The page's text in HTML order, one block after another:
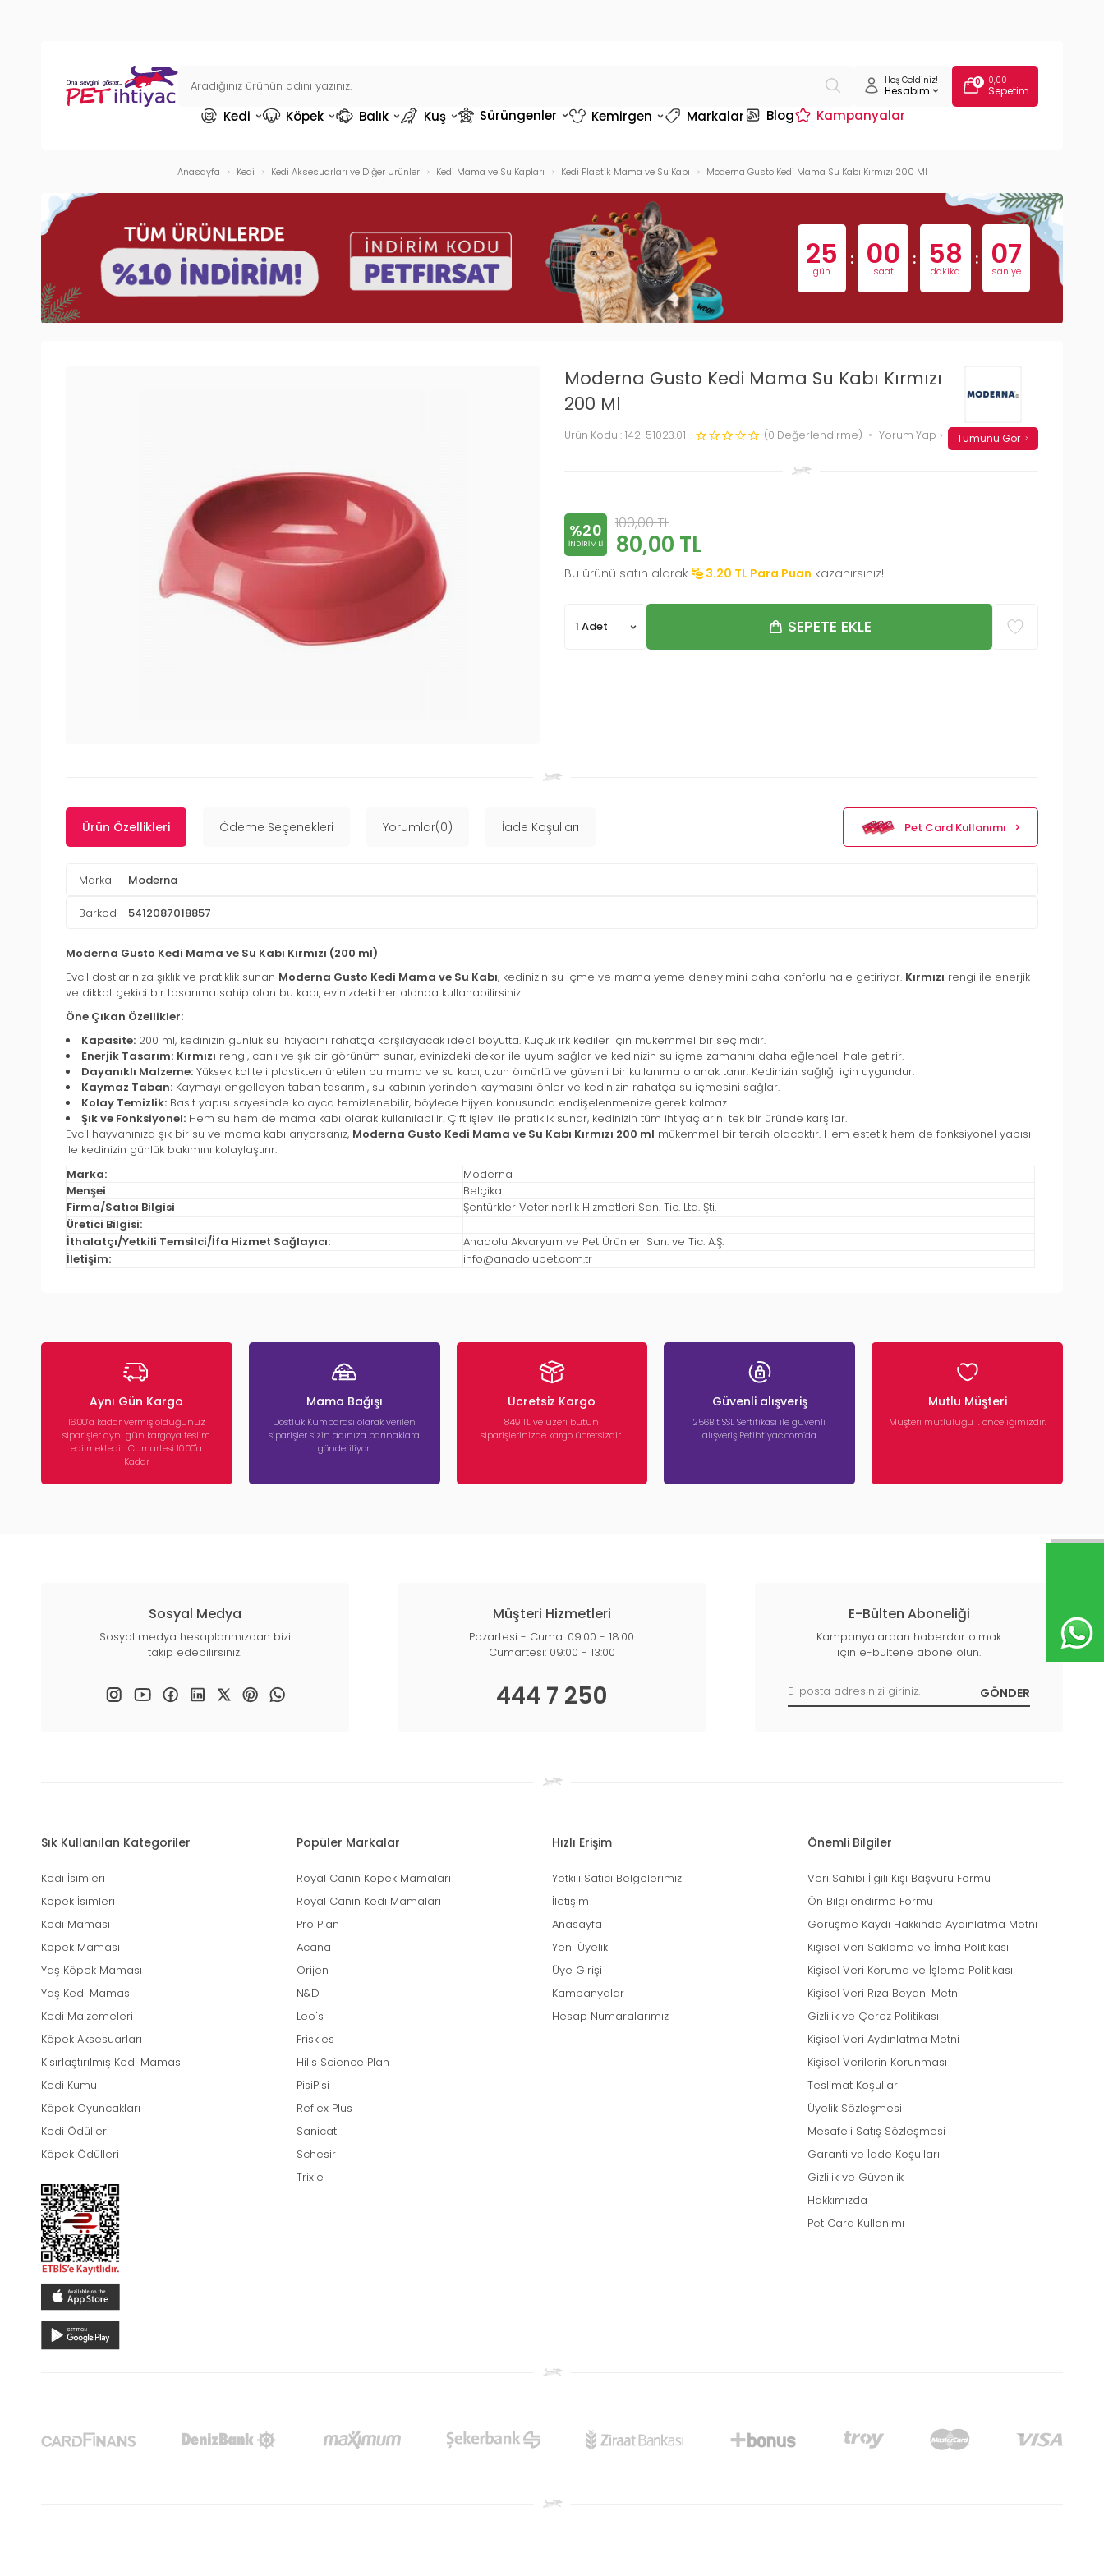
Hoş Geldiniz!
Hesabım
0 0,00
Sepetim
Kedi Köpek Balık Kuş Sürüngenler Kemirgen Markalar Blog Kampanyalar
Anasayfa Kedi Kedi Aksesuarları ve Diğer Ürünler Kedi Mama ve Su Kapları Kedi Plastik Mama ve Su Kabı Moderna Gusto Kedi Mama Su Kabı Kırmızı 200 Ml
25
gün 00
saat 58
dakika 06
saniye
Moderna Gusto Kedi Mama Su Kabı Kırmızı
200 Ml
Ürün Kodu : 142-51023.01 (0 Değerlendirme) Yorum Yap Tümünü Gör
%20
INDIRIMLI
100,00TL
80,00 TL
Bu ürünü satın alarak 3.20 TL Para Puan kazanırsınız!
SEPETE EKLE
Ürün Özellikleri Ödeme Seçenekleri Yorumlar(0) İade Koşulları Pet Card Kullanımı
Marka Moderna
Barkod 5412087018857
Moderna Gusto Kedi Mama ve Su Kabı Kırmızı (200 ml)
Evcil dostlarınıza şıklık ve pratiklik sunan Moderna Gusto Kedi Mama ve Su Kabı, kedinizin su içme ve mama yeme deneyimini daha konforlu hale getiriyor. Kırmızı rengi ile enerjik
ve dikkat çekici bir tasarıma sahip olan bu kabı, evinizdeki her alanda kullanabilirsiniz.
Öne Çıkan Özellikler:
Kapasite: 200 ml, kedinizin günlük su ihtiyacını rahatça karşılayacak ideal boyutta. Küçük ırk kediler için mükemmel bir seçimdir.
Enerjik Tasarım: Kırmızı rengi, canlı ve şık bir görünüm sunar, evinizdeki dekor ile uyum sağlar ve kedinizin su içme zamanını daha eğlenceli hale getirir.
Dayanıklı Malzeme: Yüksek kaliteli plastikten üretilen bu mama ve su kabı, uzun ömürlü ve güvenli bir kullanıma olanak tanır. Kedinizin sağlığı için uygundur.
Kaymaz Taban: Kaymayı engelleyen taban tasarımı, su kabının yerinden kaymasını önler ve kedinizin rahatça su içmesini sağlar.
Kolay Temizlik: Basit yapısı sayesinde kolayca temizlenebilir, böylece hijyen konusunda endişelenmenize gerek kalmaz.
Şık ve Fonksiyonel: Hem su hem de mama kabı olarak kullanılabilir. Çift işlevi ile pratiklik sunar, kedinizin tüm ihtiyaçlarını tek bir üründe karşılar.
Evcil hayvanınıza şık bir su ve mama kabı arıyorsanız, Moderna Gusto Kedi Mama ve Su Kabı Kırmızı 200 ml mükemmel bir tercih olacaktır. Hem estetik hem de fonksiyonel yapısı
ile kedinizin günlük bakımını kolaylaştırır.
Marka:
Moderna
Menşei
Belçika
Firma/Satıcı Bilgisi
Şentürkler Veterinerlik Hizmetleri San. Tic. Ltd. Şti.
Üretici Bilgisi:
İthalatçı/Yetkili Temsilci/İfa Hizmet Sağlayıcı:
Anadolu Akvaryum ve Pet Ürünleri San. ve Tic. A.Ş.
İletişim:
info@anadolupet.com.tr
Aynı Gün Kargo
16:00’a kadar vermiş olduğunuz
siparişler aynı gün kargoya teslim
edilmektedir. Cumartesi 10:00'a
Kadar
Mama Bağışı
Dostluk Kumbarası olarak verilen
siparişler sizin adınıza barınaklara
gönderiliyor.
Ücretsiz Kargo
849 TL ve üzeri bütün
siparişlerinizde kargo ücretsizdir.
Güvenli alışveriş
256Bit SSL Sertifikası ile güvenli
alışveriş Petihtiyac.com’da
Mutlu Müşteri
Müşteri mutluluğu 1. önceliğimizdir.
Sosyal Medya
Sosyal medya hesaplarımızdan bizi
takip edebilirsiniz.
Müşteri Hizmetleri
Pazartesi - Cuma: 09:00 - 18:00
Cumartesi: 09:00 - 13:00
444 7 250
E-Bülten Aboneliği
Kampanyalardan haberdar olmak
için e-bültene abone olun.
Sık Kullanılan Kategoriler
Kedi İsimleri
Köpek İsimleri
Kedi Maması
Köpek Maması
Yaş Köpek Maması
Yaş Kedi Maması
Kedi Malzemeleri
Köpek Aksesuarları
Kısırlaştırılmış Kedi Maması
Kedi Kumu
Köpek Oyuncakları
Kedi Ödülleri
Köpek Ödülleri
Popüler Markalar
Royal Canin Köpek Mamaları
Royal Canin Kedi Mamaları
Pro Plan
Acana
Orijen
N&D
Leo's
Friskies
Hills Science Plan
PisiPisi
Reflex Plus
Sanicat
Schesir
Trixie
Hızlı Erişim
Yetkili Satıcı Belgelerimiz
İletişim
Anasayfa
Yeni Üyelik
Üye Girişi
Kampanyalar
Hesap Numaralarımız
Önemli Bilgiler
Veri Sahibi İlgili Kişi Başvuru Formu
Ön Bilgilendirme Formu
Görüşme Kaydı Hakkında Aydınlatma Metni
Kişisel Veri Saklama ve İmha Politikası
Kişisel Veri Koruma ve İşleme Politikası
Kişisel Veri Rıza Beyanı Metni
Gizlilik ve Çerez Politikası
Kişisel Veri Aydınlatma Metni
Kişisel Verilerin Korunması
Teslimat Koşulları
Üyelik Sözleşmesi
Mesafeli Satış Sözleşmesi
Garanti ve İade Koşulları
Gizlilik ve Güvenlik
Hakkımızda
Pet Card Kullanımı